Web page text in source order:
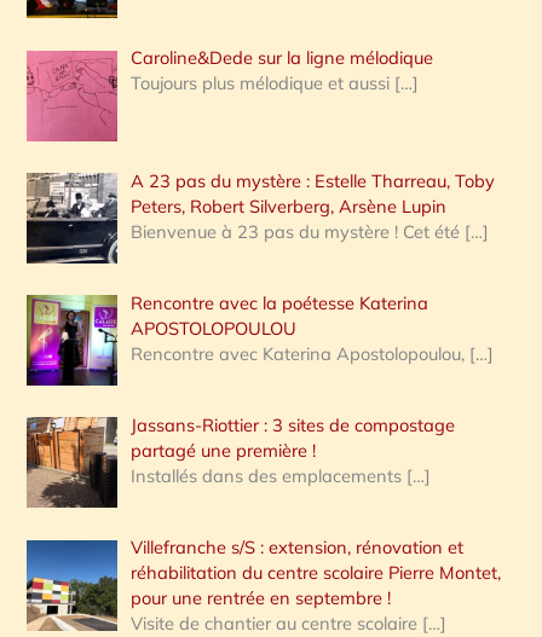
Caroline&Dede sur la ligne mélodique
Toujours plus mélodique et aussi […]
A 23 pas du mystère : Estelle Tharreau, Toby
Peters, Robert Silverberg, Arsène Lupin
Bienvenue à 23 pas du mystère ! Cet été […]
Rencontre avec la poétesse Katerina
APOSTOLOPOULOU
Rencontre avec Katerina Apostolopoulou, […]
Jassans-Riottier : 3 sites de compostage
partagé une première !
Installés dans des emplacements […]
Villefranche s/S : extension, rénovation et
réhabilitation du centre scolaire Pierre Montet,
pour une rentrée en septembre !
Visite de chantier au centre scolaire […]